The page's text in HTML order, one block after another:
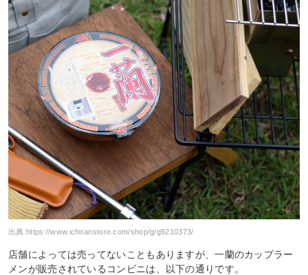
出典:https://www.ichiranstore.com/shop/g/g9210373/
店舗によっては売ってないこともありますが、一蘭のカップラー
メンが販売されているコンビニは、以下の通りです。